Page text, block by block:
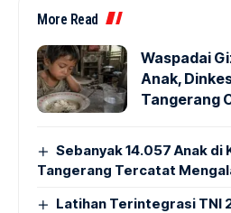
More Read
Waspadai
Anak,
Tangerang
Sebanyak 14.057 Anak di
Tangerang Tercatat
Latihan Terintegrasi TNI